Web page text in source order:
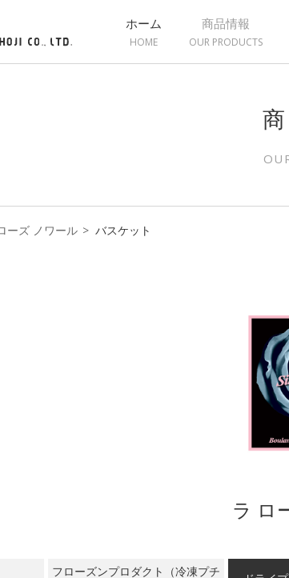
ホーム
HOME
商品情報
OUR PRODUCTS
ーズ ノワール バスケット
ラ ロ
フローズンプロダクト（冷凍プチ